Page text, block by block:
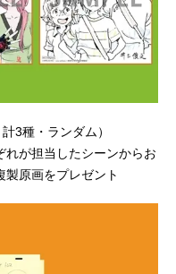
3種・ランダム）
れが担当したシーンからお
原画をプレゼント